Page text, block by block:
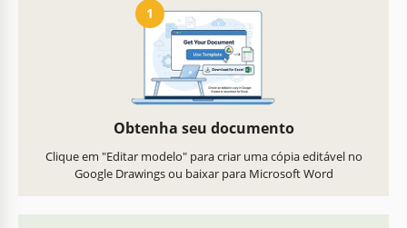
1
Obtenha seu documento
Clique em "Editar modelo" para criar uma cópia editável no
Google Drawings ou baixar para Microsoft Word